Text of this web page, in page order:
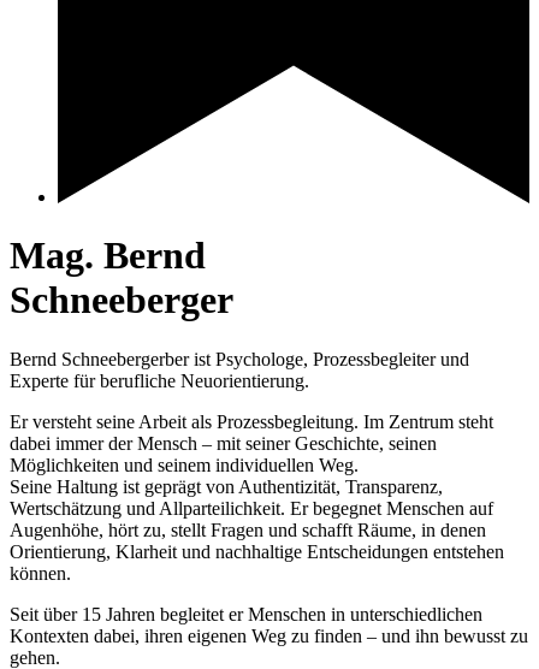
Mag. Bernd
Schneeberger
Bernd Schneebergerber ist Psychologe, Prozessbegleiter und
Experte für berufliche Neuorientierung.
Er versteht seine Arbeit als Prozessbegleitung. Im Zentrum steht
dabei immer der Mensch – mit seiner Geschichte, seinen
Möglichkeiten und seinem individuellen Weg.
Seine Haltung ist geprägt von Authentizität, Transparenz,
Wertschätzung und Allparteilichkeit. Er begegnet Menschen auf
Augenhöhe, hört zu, stellt Fragen und schafft Räume, in denen
Orientierung, Klarheit und nachhaltige Entscheidungen entstehen
können.
Seit über 15 Jahren begleitet er Menschen in unterschiedlichen
Kontexten dabei, ihren eigenen Weg zu finden – und ihn bewusst zu
gehen.